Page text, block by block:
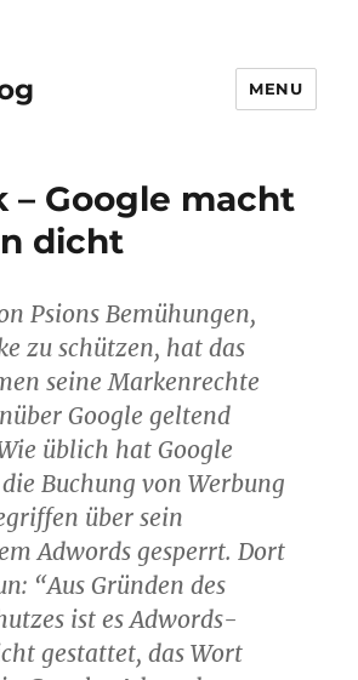
MENU
– Google macht
dicht
Psions Bemühungen,
zu schützen, hat das
seine Markenrechte
Google geltend
üblich hat Google
Buchung von Werbung
über sein
Adwords gesperrt. Dort
“Aus Gründen des
ist es Adwords-
gestattet, das Wort